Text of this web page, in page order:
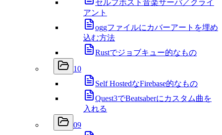
セルフホスト音楽サーバ／クライ
アント
oggファイルにカバーアートを埋め
込む方法
Rustでジョブキュー的なもの
10
Self HostedなFirebase的なもの
Quest3でBeatsaberにカスタム曲を
入れる
09